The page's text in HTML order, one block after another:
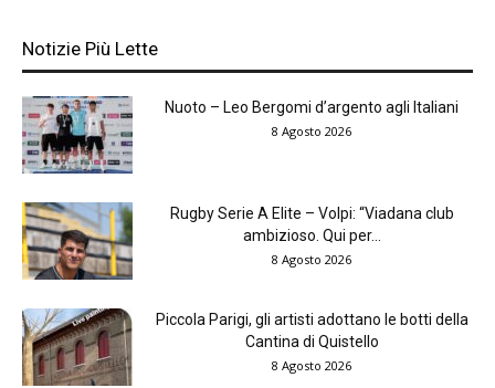
Notizie Più Lette
Nuoto – Leo Bergomi d’argento agli Italiani
8 Agosto 2026
Rugby Serie A Elite – Volpi: “Viadana club
ambizioso. Qui per...
8 Agosto 2026
Piccola Parigi, gli artisti adottano le botti della
Cantina di Quistello
8 Agosto 2026